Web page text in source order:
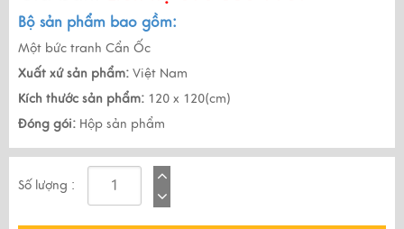
Bộ sản phẩm bao gồm:
Một bức tranh Cẩn Ốc
Xuất xứ sản phẩm: Việt Nam
Kích thước sản phẩm: 120 x 120(cm)
Đóng gói: Hộp sản phẩm
Số lượng :